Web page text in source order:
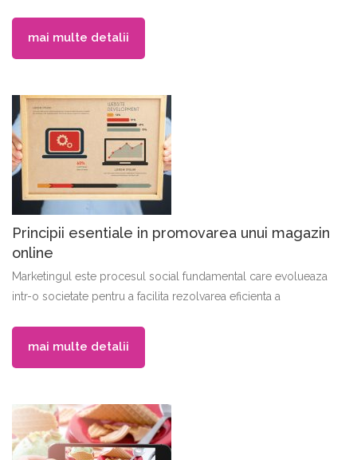
mai multe detalii
Principii esentiale in promovarea unui magazin
online
Marketingul este procesul social fundamental care evolueaza
intr-o societate pentru a facilita rezolvarea eficienta a
mai multe detalii